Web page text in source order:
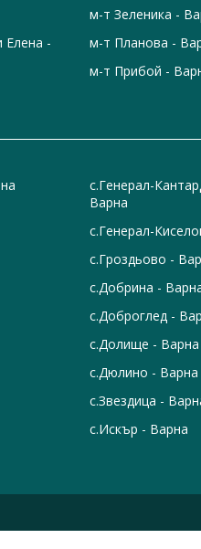
Елена -
м-т Зеленика -
м-т Планова -
м-т Прибой -
с.Генерал-
Варна
с.Генерал-
с.Гроздьово -
с.Добрина -
с.Доброглед -
с.Долище - Варна
с.Дюлино - Варна
с.Звездица -
с.Искър - Варна